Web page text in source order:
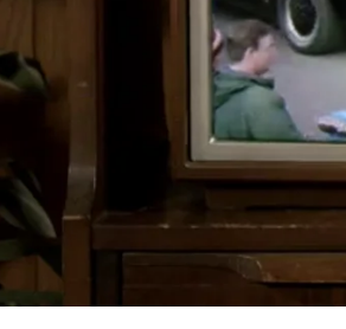
de enero de 2018, 20:33